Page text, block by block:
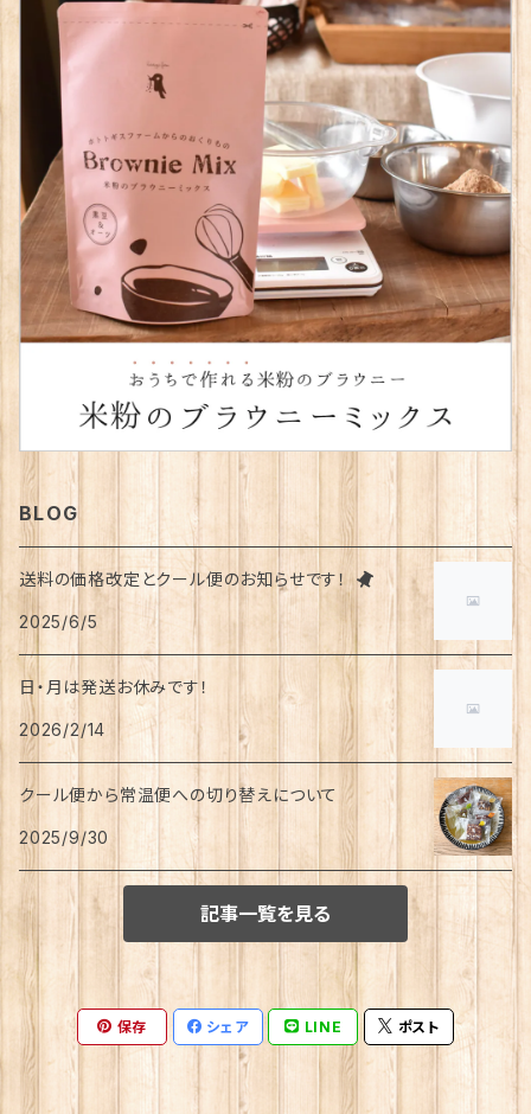
BLOG
送料の価格改定とクール便のお知らせです！
2025/6/5
日・月は発送お休みです！
2026/2/14
クール便から常温便への切り替えについて
2025/9/30
記事一覧を見る
保存 シェア LINE ポスト